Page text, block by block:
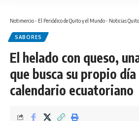
Notimercio - El Periódico de Quito y el Mundo - Noticias Quito
SABORES
El helado con queso,
que busca su propio día
calendario ecuatoriano